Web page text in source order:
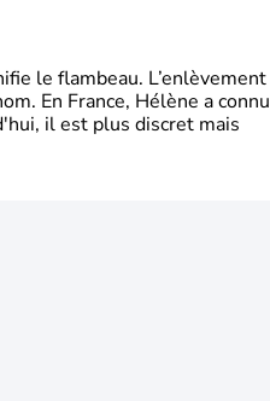
le flambeau. L’enlèvement
En France, Hélène a connu
il est plus discret mais